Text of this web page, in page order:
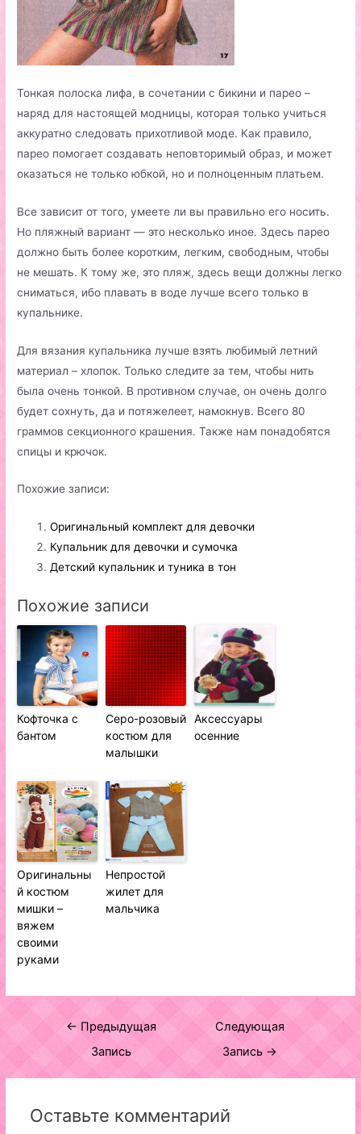
Тонкая полоска лифа, в сочетании с бикини и парео –
наряд для настоящей модницы, которая только учиться
аккуратно следовать прихотливой моде. Как правило,
парео помогает создавать неповторимый образ, и может
оказаться не только юбкой, но и полноценным платьем.
Все зависит от того, умеете ли вы правильно его носить.
Но пляжный вариант — это несколько иное. Здесь парео
должно быть более коротким, легким, свободным, чтобы
не мешать. К тому же, это пляж, здесь вещи должны легко
сниматься, ибо плавать в воде лучше всего только в
купальнике.
Для вязания купальника лучше взять любимый летний
материал – хлопок. Только следите за тем, чтобы нить
была очень тонкой. В противном случае, он очень долго
будет сохнуть, да и потяжелеет, намокнув. Всего 80
граммов секционного крашения. Также нам понадобятся
спицы и крючок.
Похожие записи:
Оригинальный комплект для девочки
Купальник для девочки и сумочка
Детский купальник и туника в тон
Похожие записи
Кофточка с
бантом
Серо-розовый
костюм для
малышки
Аксессуары
осенние
Оригинальны
й костюм
мишки –
вяжем
своими
руками
Непростой
жилет для
мальчика
Навигация
← Предыдущая
Запись
Следующая
Запись →
Оставьте комментарий